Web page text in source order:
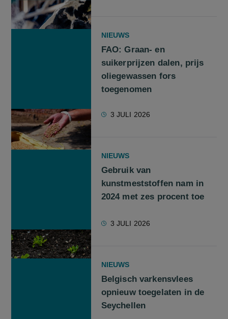
NIEUWS
FAO: Graan- en
suikerprijzen dalen, prijs
oliegewassen fors
toegenomen
3 JULI 2026
NIEUWS
Gebruik van
kunstmeststoffen nam in
2024 met zes procent toe
3 JULI 2026
NIEUWS
Belgisch varkensvlees
opnieuw toegelaten in de
Seychellen